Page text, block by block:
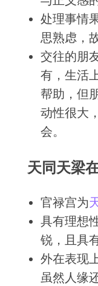
处理事情
思熟虑，
交往的朋
有，生活
帮助，但
动性很大
会。
天同天梁
官禄宫为
具有理想
锐，且具
外在表现
虽然人缘